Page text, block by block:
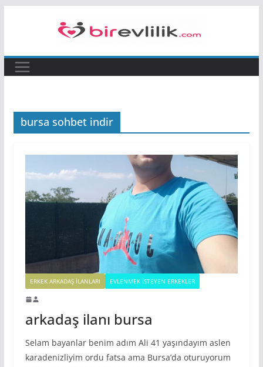
bursa sohbet indir
ERKEK ARKADAŞ ILANLARI EVLENMEK İSTEYEN ERKEKLER
arkadaş ilanı bursa
Selam bayanlar benim adım Ali 41 yaşındayım aslen
karadenizliyim ordu fatsa ama Bursa’da oturuyorum